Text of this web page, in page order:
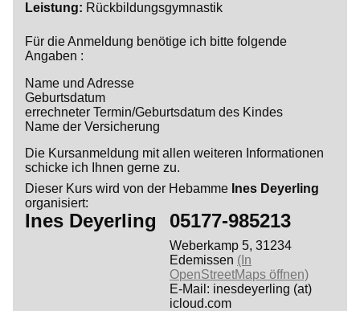
Leistung
Rückbildungsgymnastik
Für die Anmeldung benötige ich bitte folgende
Angaben :
Name und Adresse
Geburtsdatum
errechneter Termin/Geburtsdatum des Kindes
Name der Versicherung
Die Kursanmeldung mit allen weiteren Informationen
schicke ich Ihnen gerne zu.
Dieser Kurs wird von der Hebamme Ines Deyerling
organisiert:
Ines Deyerling 05177-985213
Weberkamp 5, 31234
Edemissen (In
OpenStreetMaps öffnen)
E-Mail: inesdeyerling (at)
icloud.com